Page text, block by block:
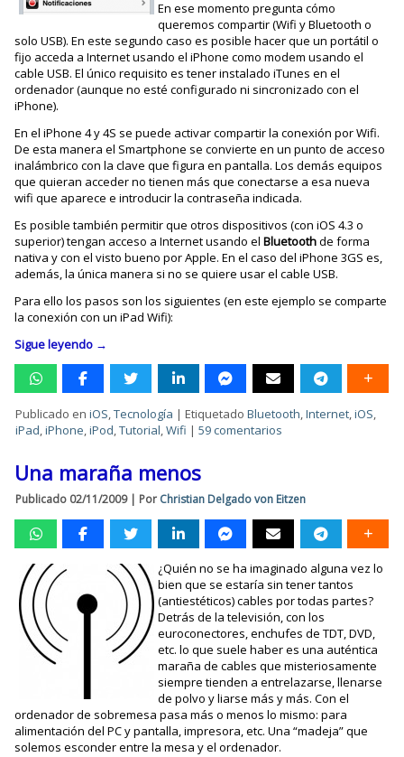
En ese momento pregunta cómo
queremos compartir (Wifi y Bluetooth o
solo USB). En este segundo caso es posible hacer que un portátil o
fijo acceda a Internet usando el iPhone como modem usando el
cable USB. El único requisito es tener instalado iTunes en el
ordenador (aunque no esté configurado ni sincronizado con el
iPhone).
En el iPhone 4 y 4S se puede activar compartir la conexión por Wifi.
De esta manera el Smartphone se convierte en un punto de acceso
inalámbrico con la clave que figura en pantalla. Los demás equipos
que quieran acceder no tienen más que conectarse a esa nueva
wifi que aparece e introducir la contraseña indicada.
Es posible también permitir que otros dispositivos (con iOS 4.3 o
superior) tengan acceso a Internet usando elBluetoothde forma
nativa y con el visto bueno por Apple. En el caso del iPhone 3GS es,
además, la única manera si no se quiere usar el cable USB.
Para ello los pasos son los siguientes (en este ejemplo se comparte
la conexión con un iPad Wifi):
Sigue leyendo →
Publicado en iOS,Tecnología |Etiquetado Bluetooth,Internet,iOS,
iPad,iPhone,iPod,Tutorial,Wifi |59 comentarios
Una maraña menos
Publicado 02/11/2009| Por Christian Delgado von Eitzen
¿Quién no se ha imaginado alguna vez lo
bien que se estaría sin tener tantos
(antiestéticos) cables por todas partes?
Detrás de la televisión, con los
euroconectores, enchufes de TDT, DVD,
etc. lo que suele haber es una auténtica
maraña de cables que misteriosamente
siempre tienden a entrelazarse, llenarse
de polvo y liarse más y más. Con el
ordenador de sobremesa pasa más o menos lo mismo: para
alimentación del PC y pantalla, impresora, etc. Una “madeja” que
solemos esconder entre la mesa y el ordenador.